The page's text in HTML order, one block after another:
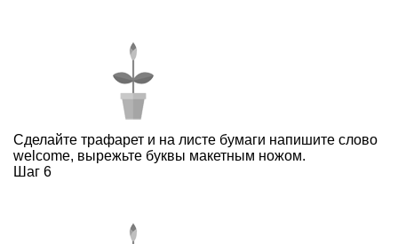
Сделайте трафарет и на листе бумаги напишите слово
welcome, вырежьте буквы макетным ножом.
Шаг 6